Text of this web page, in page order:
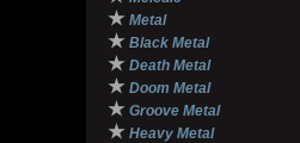
★ Metal
★ Black Metal
★ Death Metal
★ Doom Metal
★ Groove Metal
★ Heavy Metal